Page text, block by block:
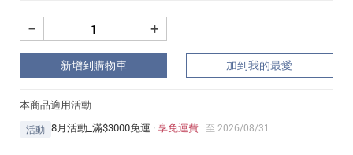
+
−
新增到購物車 加到我的最愛
本商品適用活動
活動 8月活動_滿$3000免運 ·享免運費 至 2026/08/31